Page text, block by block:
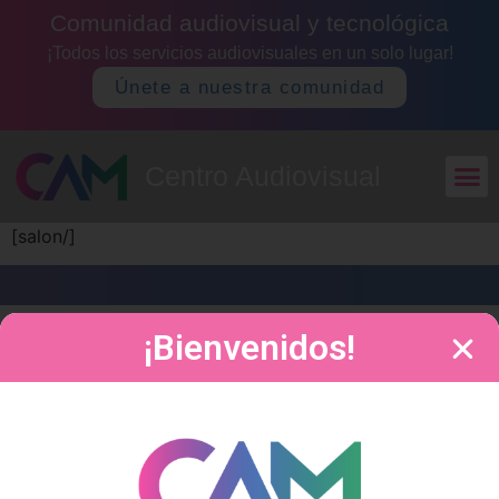
Comunidad audiovisual y tecnológica
¡Todos los servicios audiovisuales en un solo lugar!
Únete a nuestra comunidad
[salon/]
Centro Audiovisual
¡Bienvenidos!